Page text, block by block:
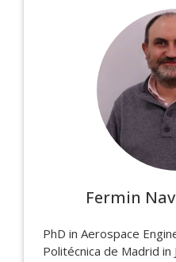
Fermin
PhD in Aerospace
Politécnica de Madrid in